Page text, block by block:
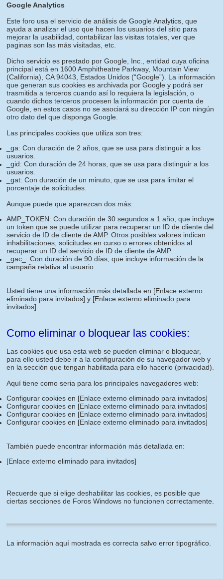
Google Analytics
Este foro usa el servicio de análisis de Google Analytics, que
ayuda a analizar el uso que hacen los usuarios del sitio para
mejorar la usabilidad, contabilizar las visitas totales, ver que
paginas son las más visitadas, etc.
Dicho servicio es prestado por Google, Inc., entidad cuya oficina
principal está en 1600 Amphitheatre Parkway, Mountain View
(California), CA 94043, Estados Unidos (“Google”). La información
que generan sus cookies es archivada por Google y podrá ser
trasmitida a terceros cuando así lo requiera la legislación, o
cuando dichos terceros procesen la información por cuenta de
Google, en estos casos no se asociará su dirección IP con ningún
otro dato del que disponga Google.
Las principales cookies que utiliza son tres:
_ga: Con duración de 2 años, que se usa para distinguir a los
usuarios.
_gid: Con duración de 24 horas, que se usa para distinguir a los
usuarios.
_gat: Con duración de un minuto, que se usa para limitar el
porcentaje de solicitudes.
Aunque puede que aparezcan dos más:
AMP_TOKEN: Con duración de 30 segundos a 1 año, que incluye
un token que se puede utilizar para recuperar un ID de cliente del
servicio de ID de cliente de AMP. Otros posibles valores indican
inhabilitaciones, solicitudes en curso o errores obtenidos al
recuperar un ID del servicio de ID de cliente de AMP.
_gac_: Con duración de 90 días, que incluye información de la
campaña relativa al usuario.
Usted tiene una información más detallada en [Enlace externo
eliminado para invitados] y [Enlace externo eliminado para
invitados]
Como eliminar o bloquear las cookies:
Las cookies que usa esta web se pueden eliminar o bloquear,
para ello usted debe ir a la configuración de su navegador web y
en la sección que tengan habilitada para ello hacerlo (privacidad).
Aquí tiene como seria para los principales navegadores web:
Configurar cookies en [Enlace externo eliminado para invitados]
Configurar cookies en [Enlace externo eliminado para invitados]
Configurar cookies en [Enlace externo eliminado para invitados]
Configurar cookies en [Enlace externo eliminado para invitados]
También puede encontrar información más detallada en:
[Enlace externo eliminado para invitados]
Recuerde que si elige deshabilitar las cookies, es posible que
ciertas secciones de Foros Windows no funcionen correctamente.
La información aquí mostrada es correcta salvo error tipográfico.